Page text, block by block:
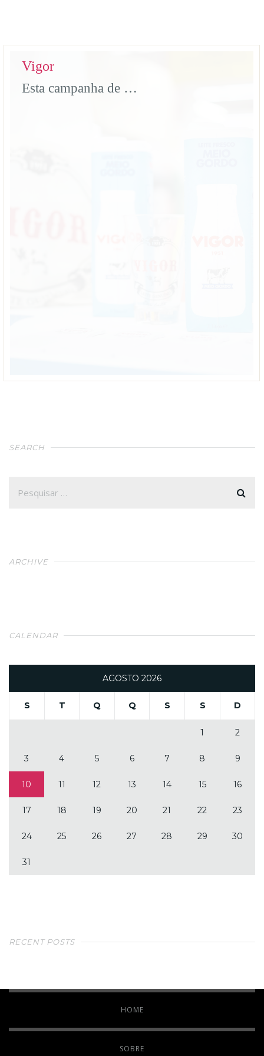
Vigor
Esta campanha de ponto de venda da Vigor foi pensada até ao último pormenor. Contamos com execução do balcão em MDF, brindes, promotores e toda a gestão de datas e locais para que nada falhasse. Ficha Técnica Projecto: Ponto de Venda Vigor Materiais: MDF, vinil impresso, brindes.
SEARCH
ARCHIVE
CALENDAR
AGOSTO 2026
S T Q Q S S D
1 2
3 4 5 6 7 8 9
10 11 12 13 14 15 16
17 18 19 20 21 22 23
24 25 26 27 28 29 30
31
RECENT POSTS
HOME
SOBRE